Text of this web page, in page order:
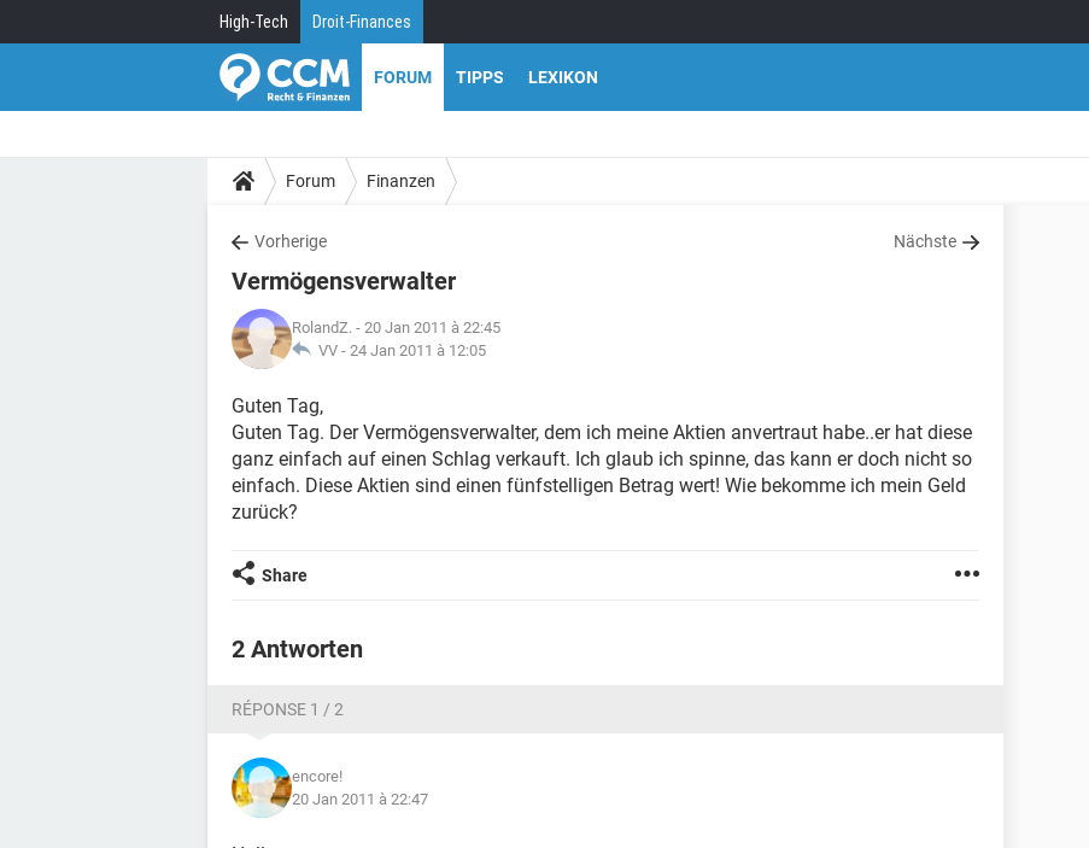
High-Tech Droit-Finances
FORUM TIPPS LEXIKON
Forum Finanzen
Vorherige Nächste
Vermögensverwalter
RolandZ. - 20 Jan 2011 à 22:45
VV - 24 Jan 2011 à 12:05
Guten Tag,
Guten Tag. Der Vermögensverwalter, dem ich meine Aktien anvertraut habe..er hat diese
ganz einfach auf einen Schlag verkauft. Ich glaub ich spinne, das kann er doch nicht so
einfach. Diese Aktien sind einen fünfstelligen Betrag wert! Wie bekomme ich mein Geld
zurück?
Share
2 Antworten
RÉPONSE 1 / 2
encore!
20 Jan 2011 à 22:47